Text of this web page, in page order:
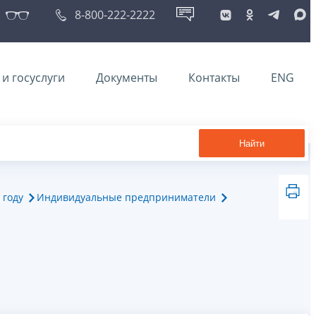
8-800-222-2222
госуслуги Документы Контакты ENG
Найти
Индивидуальные предприниматели